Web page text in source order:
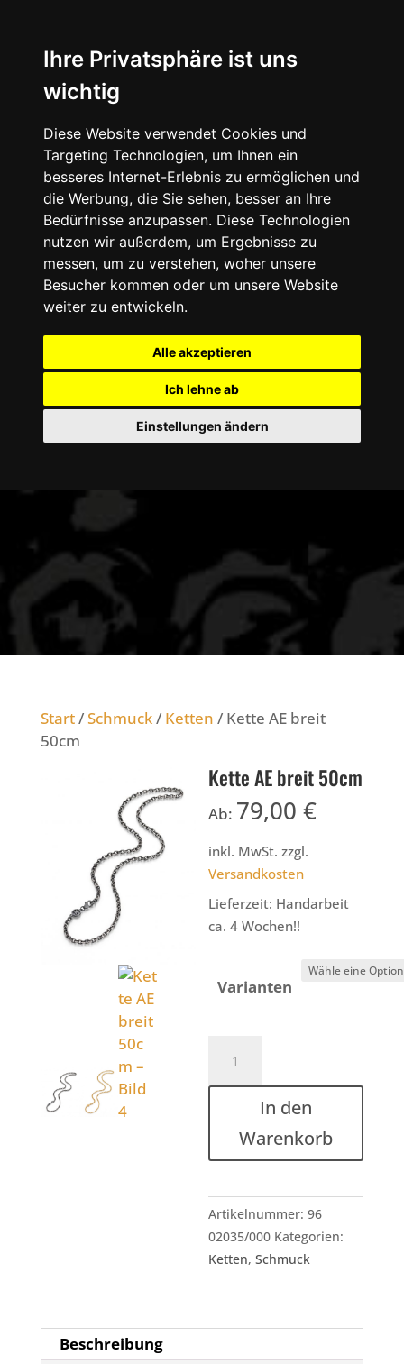
Ihre Privatsphäre ist uns
wichtig
Diese Website verwendet Cookies und
Targeting Technologien, um Ihnen ein
besseres Internet-Erlebnis zu ermöglichen und
die Werbung, die Sie sehen, besser an Ihre
Bedürfnisse anzupassen. Diese Technologien
nutzen wir außerdem, um Ergebnisse zu
messen, um zu verstehen, woher unsere
Besucher kommen oder um unsere Website
weiter zu entwickeln.
Alle akzeptieren
Ich lehne ab
Einstellungen ändern
Seite wählen
Start/Schmuck/ Ketten / Kette AE breit
50cm
Kette AE breit 50cm
Ab: 79,00€
inkl. MwSt. zzgl.
Versandkosten
Lieferzeit: Handarbeit
ca. 4 Wochen!!
Varianten
breit
Menge
In den
Warenkorb
Artikelnummer:96
02035/000 Kategorien:
Ketten,Schmuck
Beschreibung